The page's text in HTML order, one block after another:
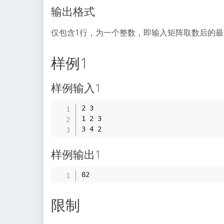
输出格式
仅包含1行，为一个整数，即输入矩阵取数后的最
样例1
样例输入1
2 3
1 2 3
3 4 2
样例输出1
82
限制